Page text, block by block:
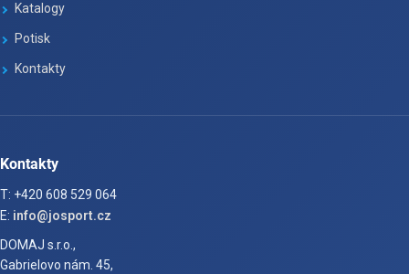
Katalogy
Potisk
Kontakty
Kontakty
T: +420 608 529 064
E: info@josport.cz
DOMAJ s.r.o.,
Gabrielovo nám. 45,